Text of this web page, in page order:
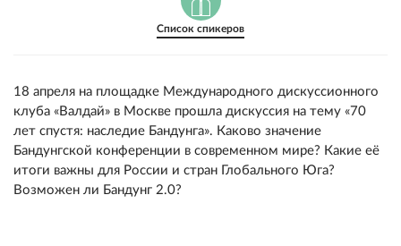
Список спикеров
18 апреля на площадке Международного дискуссионного
клуба «Валдай» в Москве прошла дискуссия на тему «70
лет спустя: наследие Бандунга». Каково значение
Бандунгской конференции в современном мире? Какие её
итоги важны для России и стран Глобального Юга?
Возможен ли Бандунг 2.0?